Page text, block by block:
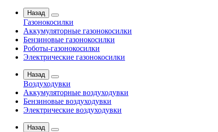
Назад
Газонокосилки
Аккумуляторные газонокосилки
Бензиновые газонокосилки
Роботы-газонокосилки
Электрические газонокосилки
Назад
Воздуходувки
Аккумуляторные воздуходувки
Бензиновые воздуходувки
Электрические воздуходувки
Назад